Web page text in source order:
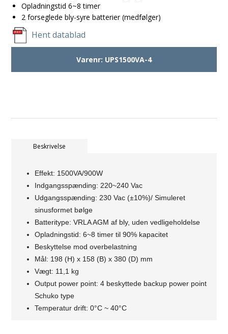
Opladningstid 6~8 timer
2 forseglede bly-syre batterier (medfølger)
Hent datablad
Varenr: UPS1500VA-4
Beskrivelse
Effekt: 1500VA/900W
Indgangsspænding: 220~240 Vac
Udgangsspænding: 230 Vac (±10%)/ Simuleret
sinusformet bølge
Batteritype: VRLA AGM af bly, uden vedligeholdelse
Opladningstid: 6~8 timer til 90% kapacitet
Beskyttelse mod overbelastning
Mål: 198 (H) x 158 (B) x 380 (D) mm
Vægt: 11,1 kg
Output power point: 4 beskyttede backup power point
Schuko type
Temperatur drift: 0°C ~ 40°C